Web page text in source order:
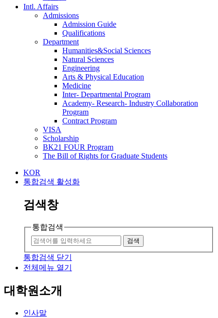
Intl. Affairs
Admissions
Admission Guide
Qualifications
Department
Humanities&Social Sciences
Natural Sciences
Engineering
Arts & Physical Education
Medicine
Inter- Departmental Program
Academy- Research- Industry Collaboration
Program
Contract Program
VISA
Scholarship
BK21 FOUR Program
The Bill of Rights for Graduate Students
KOR
통합검색 활성화
검색창
통합검색
검색
통합검색 닫기
전체메뉴 열기
대학원소개
인사말